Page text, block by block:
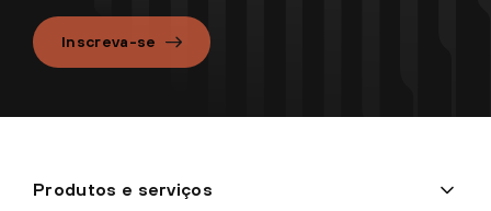
Inscreva-se
Produtos e serviços